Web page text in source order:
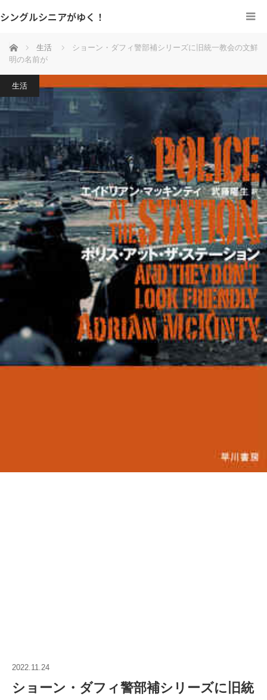
シングルシニアがゆく！
ホーム 生活
ショーン・ダフィ警部補シリーズに旧統一教会の文鮮
明の名前が
生活
2022.11.24
ショーン・ダフィ警部補シリーズに旧統